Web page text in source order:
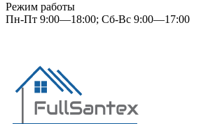
Режим работы
Пн-Пт 9:00—18:00; Сб-Вс 9:00—17:00